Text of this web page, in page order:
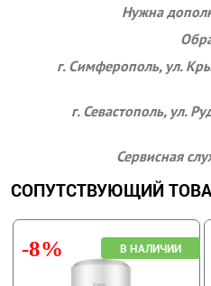
Нужна
г. Симферополь, ул.
г. Севастополь, ул.
Сервисная
СОПУТСТВУЮЩИЙ
-8%